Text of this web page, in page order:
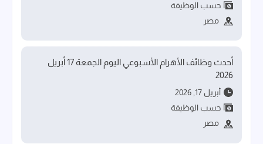
حسب الوظيفة
مصر
أحدث وظائف الأهرام الأسبوعي اليوم الجمعة 17 أبريل
2026
أبريل 17, 2026
حسب الوظيفة
مصر